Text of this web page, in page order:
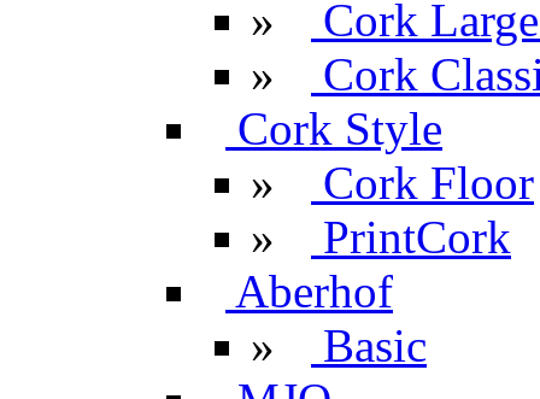
»
Cork
»
Cork
Cork Style
»
Cork Floor
»
PrintCork
Aberhof
»
Basic